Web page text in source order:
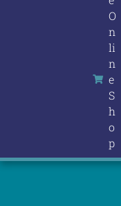
O
n
li
n
e
S
h
o
p